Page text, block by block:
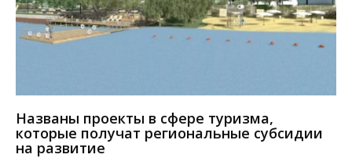
Названы проекты в сфере туризма,
которые получат региональные субсидии
на развитие